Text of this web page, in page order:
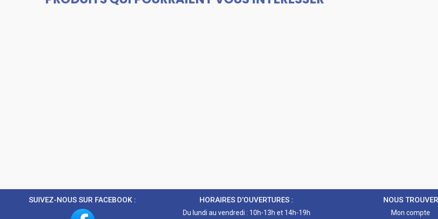
SUIVEZ-NOUS SUR FACEBOOK : HORAIRES D’OUVERTURES :
Du lundi au vendredi : 10h-13h et 14h-19h
NOUS TROUVER
Mon compte